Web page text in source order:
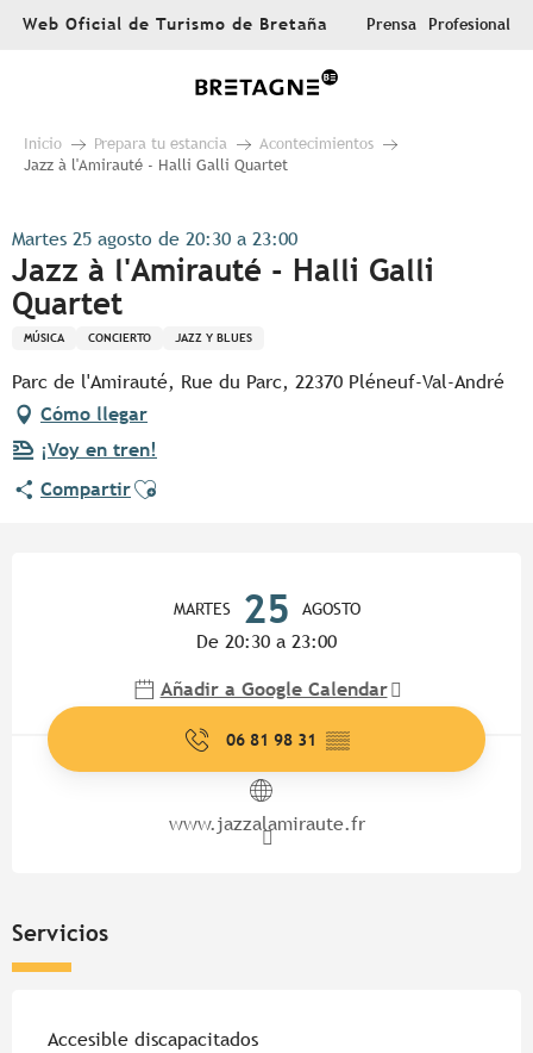
AllerWeb Oficial de Turismo de Bretaña Prensa Profesional
Inicio Prepara tu estancia
Acontecimientos
Jazz à l'Amirauté - Halli Galli Quartet
Martes 25 agosto de 20:30 a 23:00
Jazz à l'Amirauté - Halli Galli
Quartet
MÚSICA CONCIERTO JAZZ Y BLUES
Parc de l'Amirauté, Rue du Parc, 22370 Pléneuf-Val-André
Cómo llegar
¡Voy en tren!
CompartirAjouter aux favoris
MARTES 25 AGOSTO
De 20:30 a 23:00
Añadir a Google Calendar
06 81 98 31 ▒▒
www.jazzalamiraute.fr
Servicios
Accesible discapacitados